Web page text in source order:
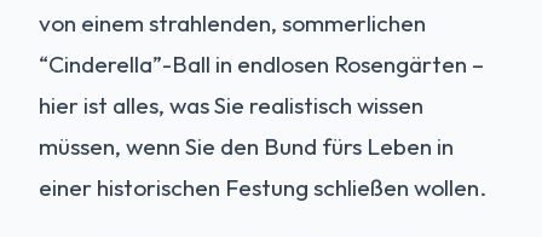
von einem strahlenden, sommerlichen
“Cinderella”-Ball in endlosen Rosengärten –
hier ist alles, was Sie realistisch wissen
müssen, wenn Sie den Bund fürs Leben in
einer historischen Festung schließen wollen.